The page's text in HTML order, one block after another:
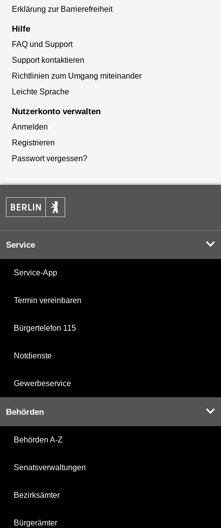
Erklärung zur Barrierefreiheit
Hilfe
FAQ und Support
Support kontaktieren
Richtlinien zum Umgang miteinander
Leichte Sprache
Nutzerkonto verwalten
Anmelden
Registrieren
Passwort vergessen?
Service
Service-App
Termin vereinbaren
Bürgertelefon 115
Notdienste
Gewerbeservice
Behörden
Behörden A-Z
Senatsverwaltungen
Bezirksämter
Bürgerämter